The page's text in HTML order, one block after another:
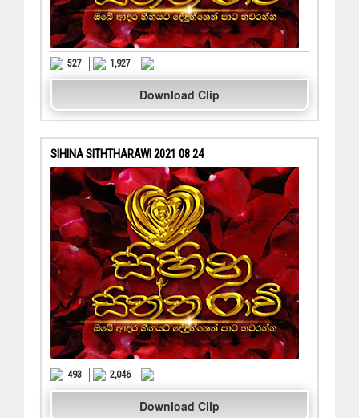
527 1,927
Download Clip
SIHINA SITHTHARAWI 2021 08 24
493 2,046
Download Clip